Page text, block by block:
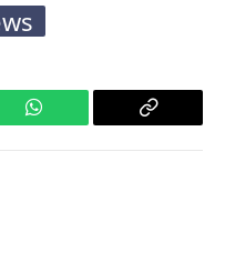
WhatsApp
Copy